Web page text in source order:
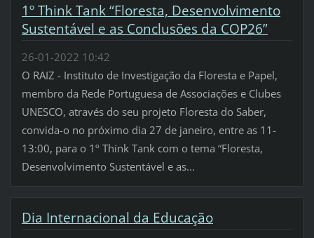
1º Think Tank “Floresta, Desenvolvimento
Sustentável e as Conclusões da COP26”
26-01-2022 10:42
O RAIZ - Instituto de Investigação da Floresta e Papel,
membro da Rede Portuguesa de Associações e Clubes
UNESCO, através do seu projeto Floresta do Saber,
convida-o no próximo dia 27 de janeiro, entre as 11-
13:00, para o 1º Think Tank com o tema “Floresta,
Desenvolvimento Sustentável e as...
Dia Internacional da Educação